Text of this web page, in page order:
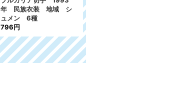
年 民族衣装 地域 シ
ュメン 6種
796円